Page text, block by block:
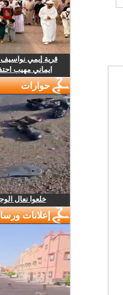
قرية إيمي
ايماني مهيب
حوارات
خلعوا نعال
إعلانات